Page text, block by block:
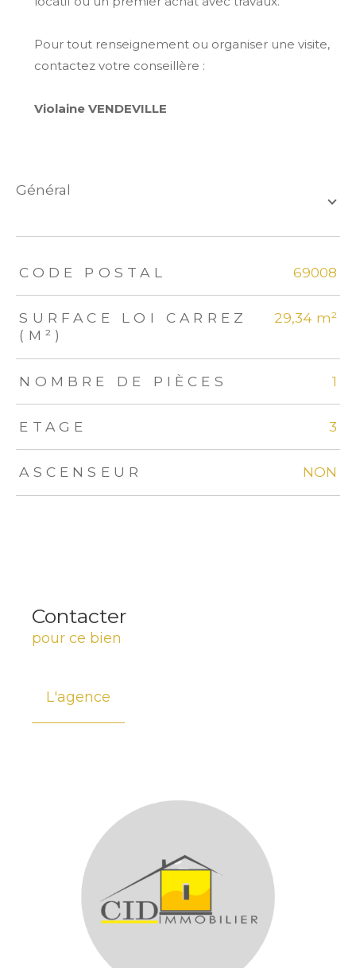
Pour tout renseignement ou organiser une visite,
contactez votre conseillère :
Violaine VENDEVILLE
général
TRAD_ZEPHYR_Caracteristique TRAD_ZEPHYR_Valeurs
CODE POSTAL 69008
SURFACE LOI CARREZ
(M²)
29,34 m²
NOMBRE DE PIÈCES 1
ETAGE 3
ASCENSEUR NON
Contacter
pour ce bien
L'agence